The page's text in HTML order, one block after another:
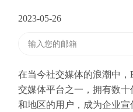
2023-05-26
在当今社交媒体的浪潮中，
交媒体平台之一，拥有数
和地区的用户，成为企业宣